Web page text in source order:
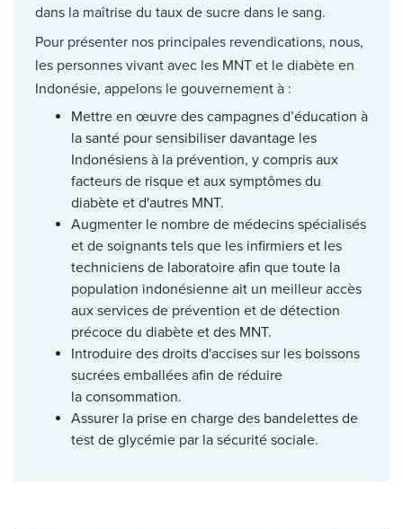
dans la maîtrise du taux de sucre dans le sang.
Pour présenter nos principales revendications, nous,
les personnes vivant avec les MNT et le diabète en
Indonésie, appelons le gouvernement à :
Mettre en œuvre des campagnes d’éducation à
la santé pour sensibiliser davantage les
Indonésiens à la prévention, y compris aux
facteurs de risque et aux symptômes du
diabète et d'autres MNT.
Augmenter le nombre de médecins spécialisés
et de soignants tels que les infirmiers et les
techniciens de laboratoire afin que toute la
population indonésienne ait un meilleur accès
aux services de prévention et de détection
précoce du diabète et des MNT.
Introduire des droits d'accises sur les boissons
sucrées emballées afin de réduire
la consommation.
Assurer la prise en charge des bandelettes de
test de glycémie par la sécurité sociale.